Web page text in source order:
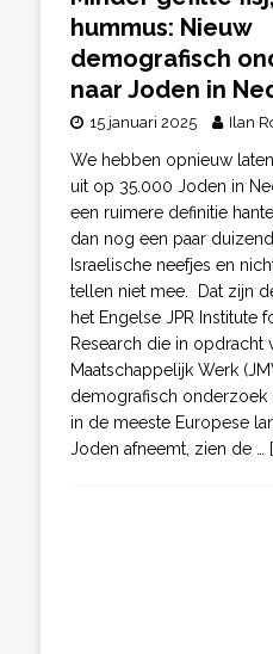
hummus: Nieuw
demografisch
naar Joden in
15 januari 2025 Ilan
We hebben opnieuw
uit op 35.000 Joden in
een ruimere definitie
dan nog een paar
Israelische neefjes en
tellen niet mee. Dat zijn
het Engelse JPR Institute
Research die in opdracht
Maatschappelijk Werk
demografisch onderzoek
in de meeste Europese
Joden afneemt, zien de